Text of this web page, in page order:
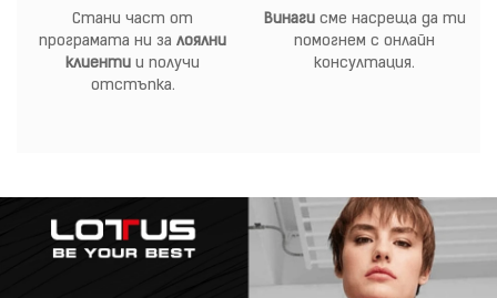
Стани част от
програмата ни за лоялни
клиенти и получи
отстъпка.
Винагисме насреща да ти
помогнем с онлайн
консултация.